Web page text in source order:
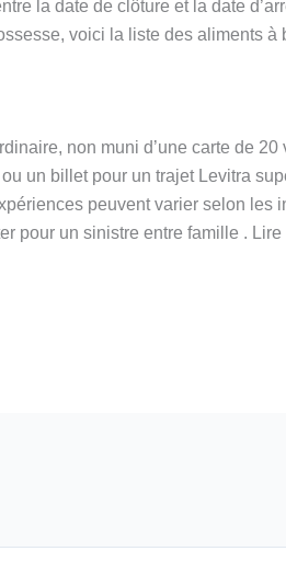
la date de clôture et la date
voici la liste des aliments à
non muni d’une carte de 20
un billet pour un trajet Levitra
peuvent varier selon les
pour un sinistre entre famille .